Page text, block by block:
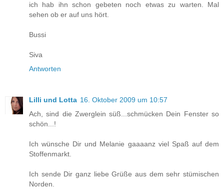
ich hab ihn schon gebeten noch etwas zu warten. Mal
sehen ob er auf uns hört.
Bussi
Siva
Antworten
Lilli und Lotta 16. Oktober 2009 um 10:57
Ach, sind die Zwerglein süß...schmücken Dein Fenster so
schön...!
Ich wünsche Dir und Melanie gaaaanz viel Spaß auf dem
Stoffenmarkt.
Ich sende Dir ganz liebe Grüße aus dem sehr stümischen
Norden.